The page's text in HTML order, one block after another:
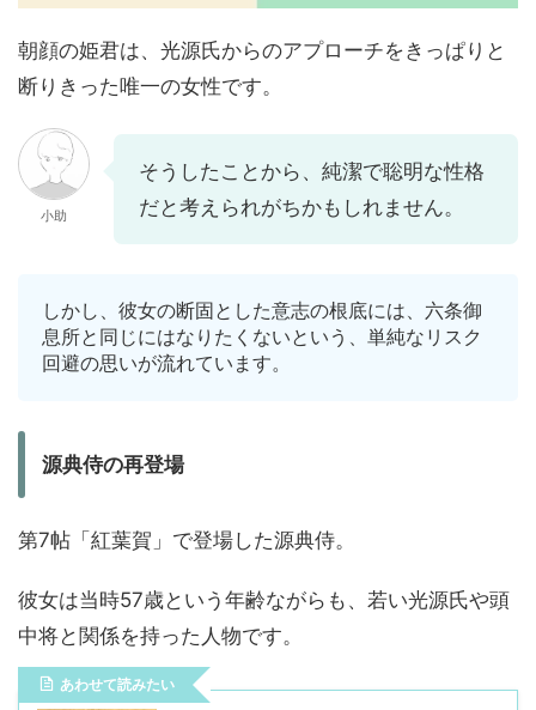
朝顔の姫君は、光源氏からのアプローチをきっぱりと
断りきった唯一の女性です。
小助
そうしたことから、純潔で聡明な性格
だと考えられがちかもしれません。
しかし、彼女の断固とした意志の根底には、六条御
息所と同じにはなりたくないという、単純なリスク
回避の思いが流れています。
源典侍の再登場
第7帖「紅葉賀」で登場した源典侍。
彼女は当時57歳という年齢ながらも、若い光源氏や頭
中将と関係を持った人物です。
あわせて読みたい